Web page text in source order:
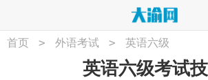
首页 > 外语考试 > 英语六级
英语六级考试